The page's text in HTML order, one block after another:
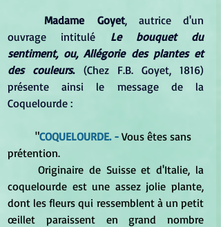
Madame Goyet, autrice d'un
ouvrage intitulé Le bouquet du
sentiment, ou, Allégorie des plantes et
des couleurs. (Chez F.B. Goyet, 1816)
présente ainsi le message de la
Coquelourde :
	"
COQUELOURDE. - Vous êtes sans
prétention.
coquelourde est une assez jolie plante,
dont les fleurs qui ressemblent à un petit
œillet paraissent en grand nombre